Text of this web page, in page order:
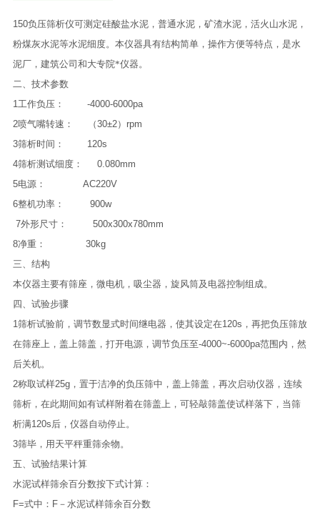
150负压筛析仪可测定硅酸盐水泥，普通水泥，矿渣水泥，活火山水泥，
粉煤灰水泥等水泥细度。本仪器具有结构简单，操作方便等特点，是水
泥厂，建筑公司和大专院*仪器。
二、技术参数
1 工作负压：
-4000-6000pa
2喷气嘴转速： （30±2） rpm
3筛析时间：
120s
4筛析测试细度：
0.080mm
5电源：
AC220V
6整机功率：
900w
7外形尺寸：
500x300x780mm
8净重：
30kg
三、结构
本仪器主要有筛座，微电机，吸尘器，旋风筒及电器控制组成。
四、试验步骤
1 筛析试验前，调节数显式时间继电器，使其设定在120s ，再把负压筛放
在筛座上，盖上筛盖，打开电源，调节负压至-4000~-6000pa范围内，然
后关机。
2称取试样25g，置于洁净的负压筛中，盖上筛盖，再次启动仪器，连续
筛析，在此期间如有试样附着在筛盖上，可轻敲筛盖使试样落下，当筛
析满120s 后，仪器自动停止。
3筛毕，用天平秤重筛余物。
五、试验结果计算
水泥试样筛余百分数按下式计算：
F=式中： F－水泥试样筛余百分数